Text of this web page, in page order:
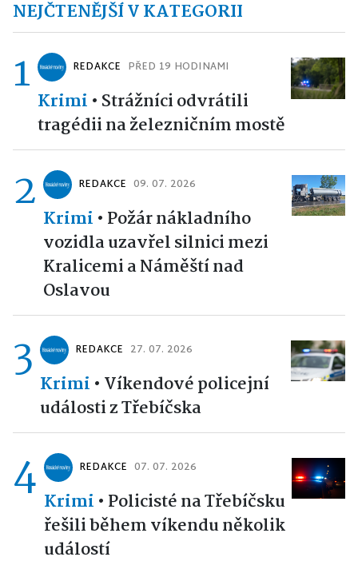
NEJČTENĚJŠÍ V KATEGORII
1 REDAKCE PŘED 19 HODINAMI
Krimi • Strážníci odvrátili
tragédii na železničním mostě
2 REDAKCE 09. 07. 2026
Krimi • Požár nákladního
vozidla uzavřel silnici mezi
Kralicemi a Náměští nad
Oslavou
3 REDAKCE 27. 07. 2026
Krimi • Víkendové policejní
události z Třebíčska
4 REDAKCE 07. 07. 2026
Krimi • Policisté na Třebíčsku
řešili během víkendu několik
událostí